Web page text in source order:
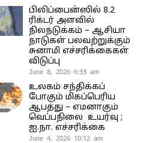
பிலிப்பைன்ஸில் 8.2
ரிக்டர் அளவில்
நிலநடுக்கம் – ஆசியா
நாடுகள் பலவற்றுக்கும்
சுனாமி எச்சரிக்கைகள்
விடுப்பு
June 8, 2026 6:33 am
உலகம் சந்திக்கப்
போகும் மிகப்பெரிய
ஆபத்து – எமனாகும்
வெப்பநிலை உயர்வு ;
ஐ.நா. எச்சரிக்கை
June 4, 2026 10:12 am